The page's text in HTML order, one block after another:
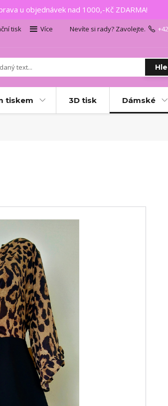
u objednávek nad 1000,-Kč ZDARMA!
tisk
Více
Nevíte si rady? Zavolejte.
tiskem 3D tisk Dámské